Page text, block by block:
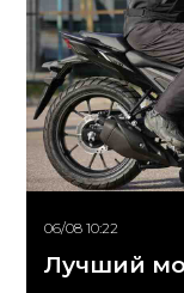
06/08 10:22
Лучший